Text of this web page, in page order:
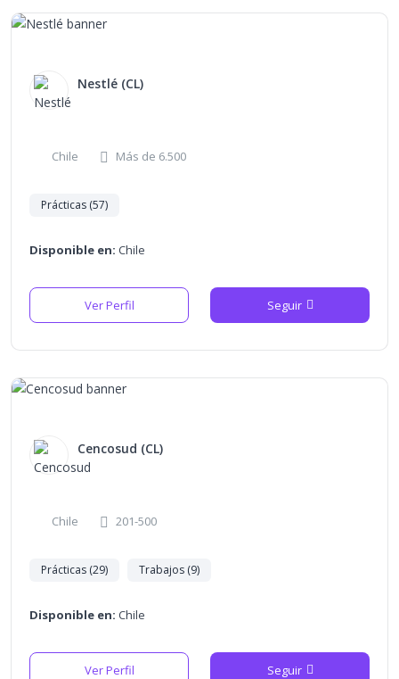
Nestlé (CL)
Chile Más de 6.500
Prácticas (57)
Disponible en: Chile
Ver Perfil Seguir
Cencosud (CL)
Chile 201-500
Prácticas (29) Trabajos (9)
Disponible en: Chile
Ver Perfil Seguir